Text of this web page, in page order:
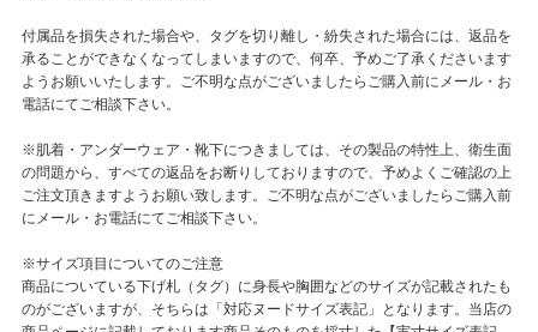
付属品を損失された場合や、タグを切り離し・紛失された場合には、返品を
承ることができなくなってしまいますので、何卒、予めご了承くださいます
ようお願いいたします。ご不明な点がございましたらご購入前にメール・お
電話にてご相談下さい。
※肌着・アンダーウェア・靴下につきましては、その製品の特性上、衛生面
の問題から、すべての返品をお断りしておりますので、予めよくご確認の上
ご注文頂きますようお願い致します。ご不明な点がございましたらご購入前
にメール・お電話にてご相談下さい。
※サイズ項目についてのご注意
商品についている下げ札（タグ）に身長や胸囲などのサイズが記載されたも
のがございますが、そちらは「対応ヌードサイズ表記」となります。当店の